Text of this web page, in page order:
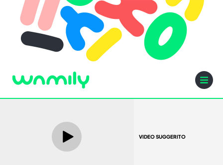
VIDEO SUGGERITO